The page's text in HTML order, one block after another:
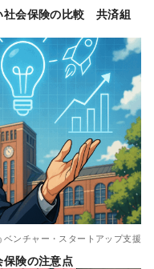
社会保険の比較 共済組
ベンチャー・スタートアップ支援
険の注意点